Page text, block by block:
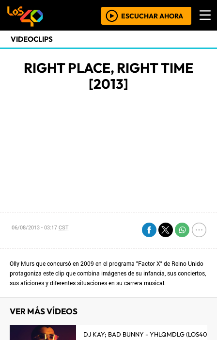
ESCUCHAR AHORA
VIDEOCLIPS
RIGHT PLACE, RIGHT TIME
[2013]
06/08/2013 - 03:17CST
Olly Murs que concursó en 2009 en el programa "Factor X" de Reino Unido
protagoniza este clip que combina imágenes de su infancia, sus conciertos,
sus aficiones y diferentes situaciones en su carrera musical.
VER MÁS VÍDEOS
DJ KAY; BAD BUNNY - YHLQMDLG (LOS40